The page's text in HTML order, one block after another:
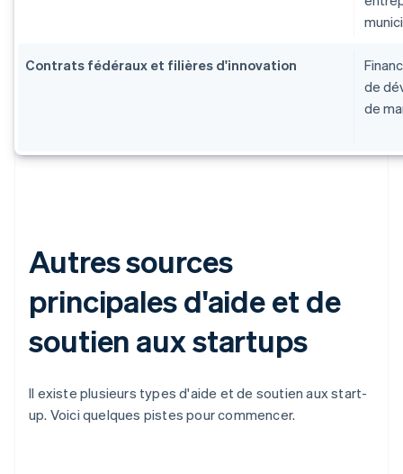
Contrats fédéraux et filières d'innovation
de
de
Autres sources
principales d'aide et de
soutien aux startups
Il existe plusieurs types d'aide et de soutien aux start-
up. Voici quelques pistes pour commencer.